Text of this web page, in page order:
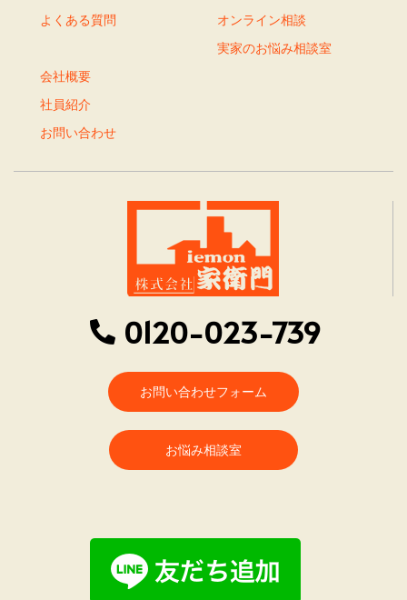
よくある質問
オンライン相談
実家のお悩み相談室
会社概要
社員紹介
お問い合わせ
0120-023-739
お問い合わせフォーム
お悩み相談室